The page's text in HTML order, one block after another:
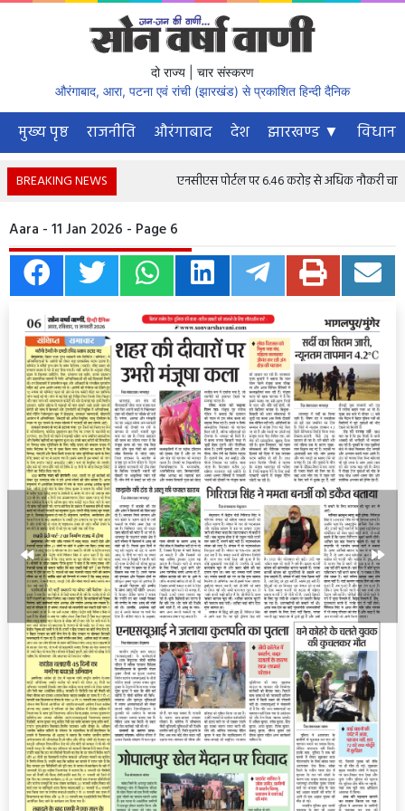
दो राज्य | चार संस्करण
औरंगाबाद, आरा, पटना एवं रांची (झारखंड) से प्रकाशित हिन्दी दैनिक
मुख्य पृष्ठ राजनीति औरंगाबाद देश झारखण्ड ▼
BREAKING NEWS एनसीएस पोर्टल पर 6.46 करोड़ से अधिक नौकरी
Aara - 11 Jan 2026 - Page 6